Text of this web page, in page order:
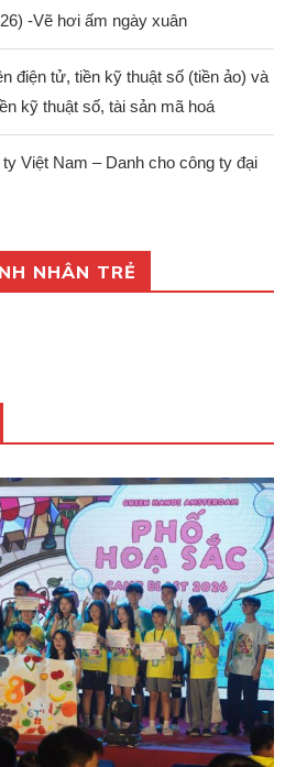
-Vẽ hơi ấm ngày xuân
điện tử, tiền kỹ thuật số (tiền ảo) và
kỹ thuật số, tài sản mã hoá
Việt Nam – Danh cho công ty đại
NHÂN TRẺ